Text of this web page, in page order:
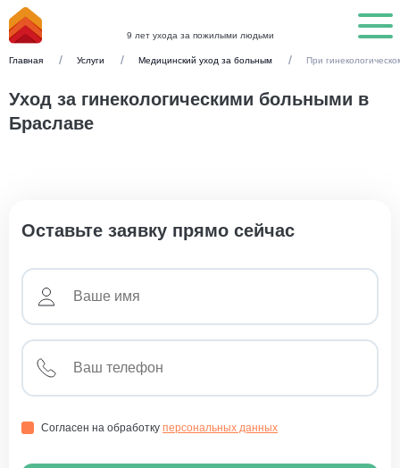
9 лет ухода за пожилыми людьми
Главная Услуги Медицинский уход за больным При
Уход за гинекологическими больными в
Браславе
Оставьте заявку прямо сейчас
Согласен на обработку персональных данных